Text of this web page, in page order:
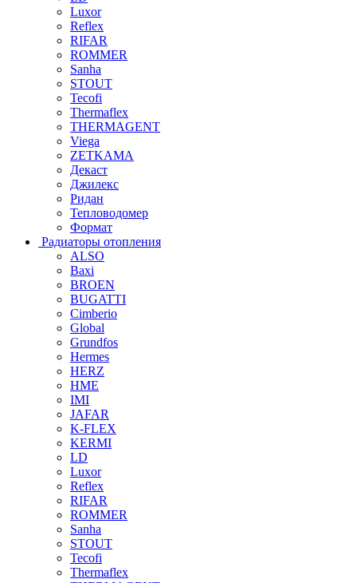
Luxor
Reflex
RIFAR
ROMMER
Sanha
STOUT
Tecofi
Thermaflex
THERMAGENT
Viega
ZETKAMA
Декаст
Джилекс
Ридан
Тепловодомер
Формат
Радиаторы отопления
ALSO
Baxi
BROEN
BUGATTI
Cimberio
Global
Grundfos
Hermes
HERZ
HME
IMI
JAFAR
K-FLEX
KERMI
LD
Luxor
Reflex
RIFAR
ROMMER
Sanha
STOUT
Tecofi
Thermaflex